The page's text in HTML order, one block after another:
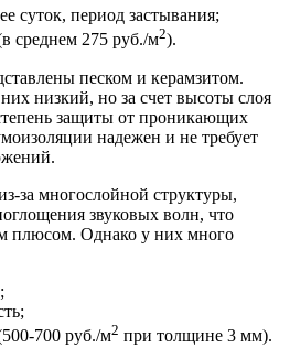
суток, период застывания;
среднем 275 руб./м2).
песком и керамзитом.
низкий, но за счет высоты слоя
защиты от проникающих
надежен и не требует
за многослойной структуры,
звуковых волн, что
плюсом. Однако у них много
700 руб./м2 при толщине 3 мм).